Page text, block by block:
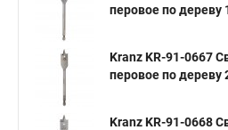
перовое по дереву
Kranz KR-91-0667
перовое по дереву
Kranz KR-91-0668